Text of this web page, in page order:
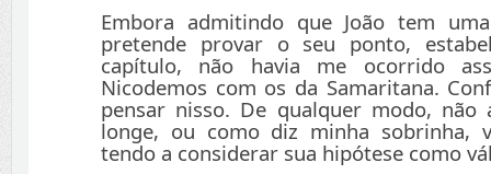
Embora admitindo que João tem
pretende provar o seu ponto,
capítulo, não havia me ocorrido
Nicodemos com os da Samaritana.
pensar nisso. De qualquer modo, não
longe, ou como diz minha sobrinha,
tendo a considerar sua hipótese como